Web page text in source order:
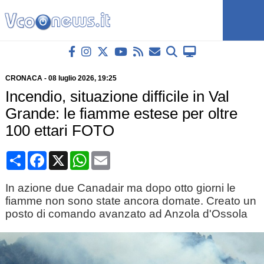
CRONACA- 08 luglio 2026, 19:25
Incendio, situazione difficile in Val
Grande: le fiamme estese per oltre
100 ettari FOTO
CondividiFacebook
X WhatsApp
Email
In azione due Canadair ma dopo otto giorni le
fiamme non sono state ancora domate. Creato un
posto di comando avanzato ad Anzola d'Ossola